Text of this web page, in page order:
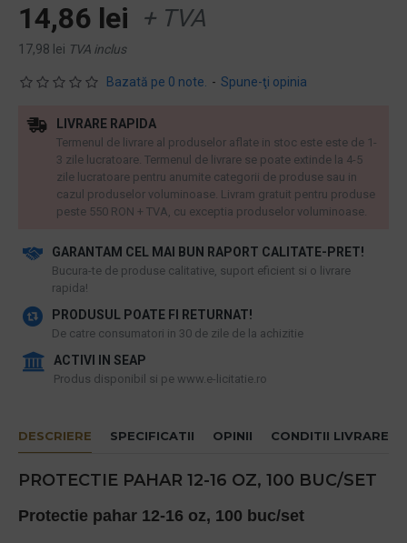
Bazată pe 0 note. - Spune-ţi opinia
14,86 lei + TVA
17,98 lei TVA inclus
GARANTAM CEL MAI BUN RAPORT CALITATE-PRET!
​Bucura-te de produse calitative, suport eficient si o livrare
rapida!
PRODUSUL POATE FI RETURNAT!
De catre consumatori in 30 de zile de la achizitie
ACTIVI IN SEAP
Produs disponibil si pe www.e-licitatie.ro
LIVRARE RAPIDA
Termenul de livrare al produselor aflate in stoc este este de 1-
3 zile lucratoare. Termenul de livrare se poate extinde la 4-5
zile lucratoare pentru anumite categorii de produse sau in
cazul produselor voluminoase. Livram gratuit pentru produse
peste 550 RON + TVA, cu exceptia produselor voluminoase.
DESCRIERE SPECIFICATII OPINII CONDITII LIVRARE
PROTECTIE PAHAR 12-16 OZ, 100 BUC/SET
Protectie pahar 12-16 oz, 100 buc/set